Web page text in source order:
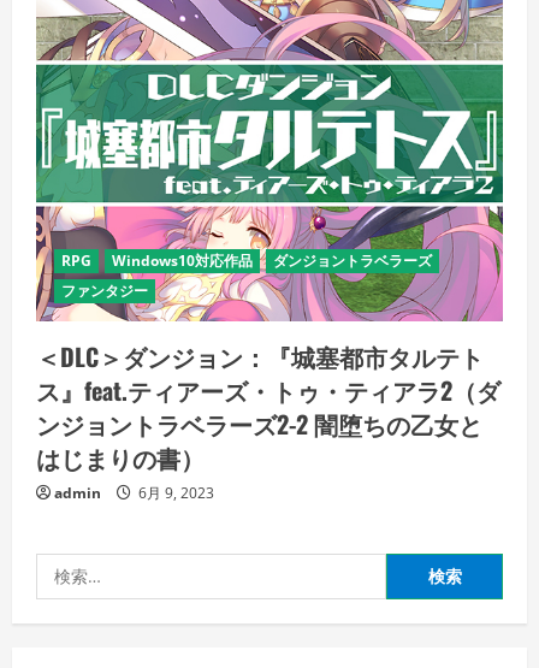
RPG Windows10対応作品
ダンジョントラベラーズ
ファンタジー
＜DLC＞ダンジョン：『城塞都市タルテト
ス』feat.ティアーズ・トゥ・ティアラ2（ダ
ンジョントラベラーズ2-2 闇堕ちの乙女と
はじまりの書）
admin 6月 9, 2023
索: